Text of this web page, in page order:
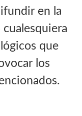
en la
que
los